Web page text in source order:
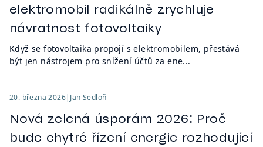
elektromobil radikálně zrychluje
návratnost fotovoltaiky
Když se fotovoltaika propojí s elektromobilem, přestává
být jen nástrojem pro snížení účtů za ene...
20. března 2026| Jan Sedloň
Nová zelená úsporám 2026: Proč
bude chytré řízení energie rozhodující